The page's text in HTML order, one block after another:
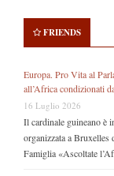
FRIENDS
Europa. Pro Vita al
all’Africa condizionati
16 Luglio 2026
Il cardinale guineano è
organizzata a
Famiglia «Ascoltate